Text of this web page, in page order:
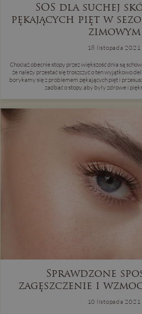
SOS dla suchej
pękających pięt w
zimowym
18 listopada 2021
Chociaż obecnie stopy przez większość dnia są
że należy przestać się troszczyć o ten wyjątkowo
borykamy się z problemem pękających pięt i
zadbać o stopy, aby były zdrowe i
Sprawdzone
zagęszczenie i
10 listopada 2021